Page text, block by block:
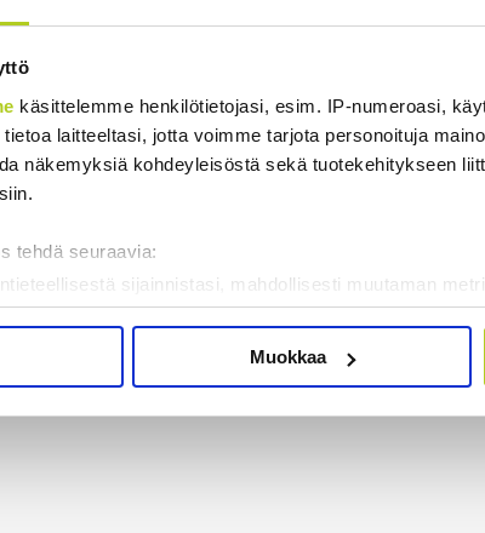
käsittelemme henkilötietojasi, esim. IP-numeroasi,
laitteeltasi, jotta voimme tarjota personoituja
näkemyksiä kohdeyleisöstä sekä tuotekehitykseen
tehdä seuraavia:
sijainnistasi, mahdollisesti muutaman
sen ominaispiirteitä aktiivisesti
käsitellään ja miten voit määrittää asetuksesi
sisällön ja mainosten räätälöimiseen,
Lisäksi jaamme sosiaalisen median,
siitä, miten käytät sivustoamme. Kumppanimme voivat
on kerätty, kun olet käyttänyt heidän palvelujaan. Tietoja
Muokkaa